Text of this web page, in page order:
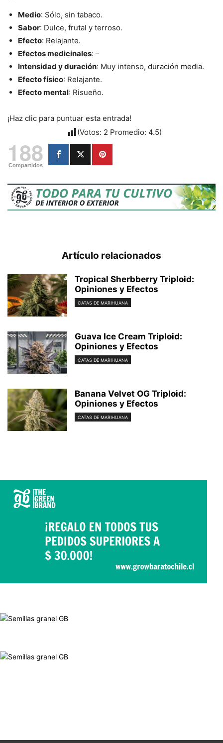
Medio: Sólo, sin tabaco.
Sabor: Dulce, frutal y terroso.
Efecto: Relajante.
Efectos medicinales: –
Intensidad y duración: Muy intenso, duración media.
Efecto físico: Relajante.
Efecto mental: Risueño.
¡Haz clic para puntuar esta entrada!
(Votos: 2 Promedio: 4.5)
188
Compartidos
Artículo relacionados
Tropical Sherbberry Triploid:
Opiniones y Efectos
CATAS DE MARIHUANA
Guava Ice Cream Triploid:
Opiniones y Efectos
CATAS DE MARIHUANA
Banana Velvet OG Triploid:
Opiniones y Efectos
CATAS DE MARIHUANA